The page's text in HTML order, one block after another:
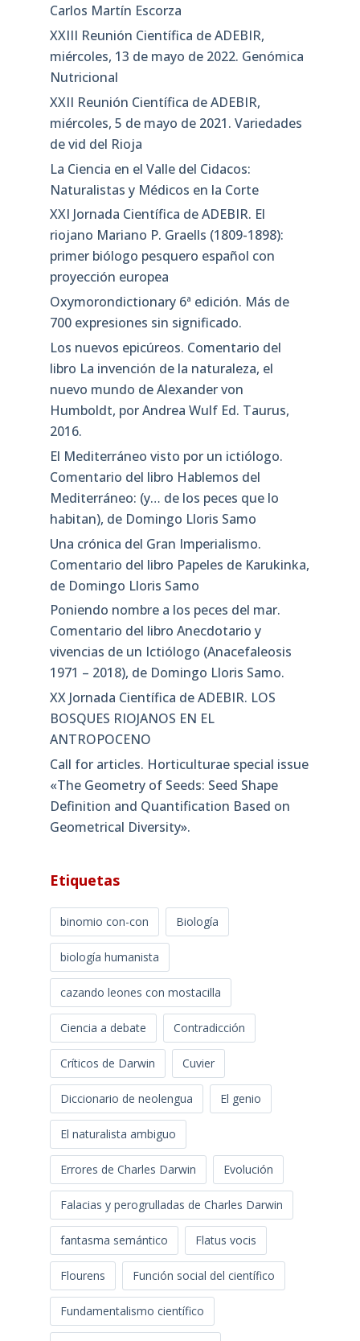
Carlos Martín Escorza
XXIII Reunión Científica de ADEBIR,
miércoles, 13 de mayo de 2022. Genómica
Nutricional
XXII Reunión Científica de ADEBIR,
miércoles, 5 de mayo de 2021. Variedades
de vid del Rioja
La Ciencia en el Valle del Cidacos:
Naturalistas y Médicos en la Corte
XXI Jornada Científica de ADEBIR. El
riojano Mariano P. Graells (1809-1898):
primer biólogo pesquero español con
proyección europea
Oxymorondictionary 6ª edición. Más de
700 expresiones sin significado.
Los nuevos epicúreos. Comentario del
libro La invención de la naturaleza, el
nuevo mundo de Alexander von
Humboldt, por Andrea Wulf Ed. Taurus,
2016.
El Mediterráneo visto por un ictiólogo.
Comentario del libro Hablemos del
Mediterráneo: (y… de los peces que lo
habitan), de Domingo Lloris Samo
Una crónica del Gran Imperialismo.
Comentario del libro Papeles de Karukinka,
de Domingo Lloris Samo
Poniendo nombre a los peces del mar.
Comentario del libro Anecdotario y
vivencias de un Ictiólogo (Anacefaleosis
1971 – 2018), de Domingo Lloris Samo.
XX Jornada Científica de ADEBIR. LOS
BOSQUES RIOJANOS EN EL
ANTROPOCENO
Call for articles. Horticulturae special issue
«The Geometry of Seeds: Seed Shape
Definition and Quantification Based on
Geometrical Diversity»​.
Etiquetas
binomio con-con Biología
biología humanista
cazando leones con mostacilla
Ciencia a debate Contradicción
Críticos de Darwin Cuvier
Diccionario de neolengua El genio
El naturalista ambiguo
Errores de Charles Darwin Evolución
Falacias y perogrulladas de Charles Darwin
fantasma semántico Flatus vocis
Flourens Función social del científico
Fundamentalismo científico